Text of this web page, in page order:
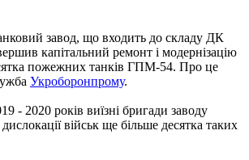
завод, що входить до складу ДК
капітальний ремонт і модернізацію
пожежних танків ГПМ-54. Про це
Укроборонпрому.
- 2020 років виїзні бригади заводу
військ ще більше десятка таких